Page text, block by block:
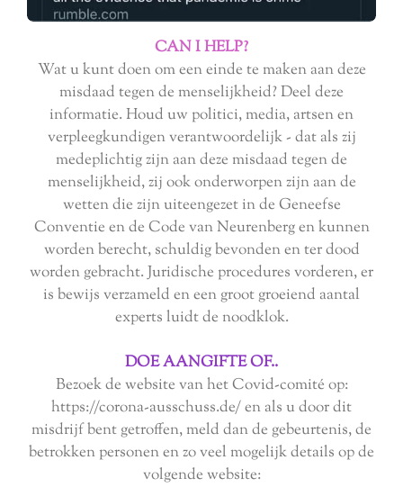
CAN I HELP?
Wat u kunt doen om een ​​einde te maken aan deze
misdaad tegen de menselijkheid? Deel deze
informatie. Houd uw politici, media, artsen en
verpleegkundigen verantwoordelijk - dat als zij
medeplichtig zijn aan deze misdaad tegen de
menselijkheid, zij ook onderworpen zijn aan de
wetten die zijn uiteengezet in de Geneefse
Conventie en de Code van Neurenberg en kunnen
worden berecht, schuldig bevonden en ter dood
worden gebracht. Juridische procedures vorderen, er
is bewijs verzameld en een groot groeiend aantal
experts luidt de noodklok.
DOE AANGIFTE OF..
Bezoek de website van het Covid-comité op:
https://corona-ausschuss.de/ en als u door dit
misdrijf bent getroffen, meld dan de gebeurtenis, de
betrokken personen en zo veel mogelijk details op de
volgende website: